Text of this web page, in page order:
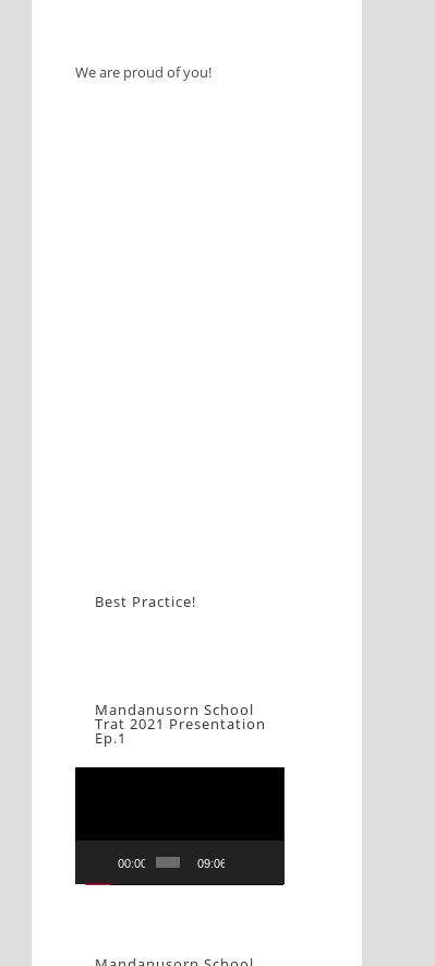
We are proud of you!
Best Practice!
Mandanusorn School
Trat 2021 Presentation
Ep.1
00:00 09:06